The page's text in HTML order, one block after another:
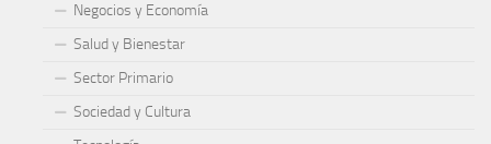
Negocios y Economía
Salud y Bienestar
Sector Primario
Sociedad y Cultura